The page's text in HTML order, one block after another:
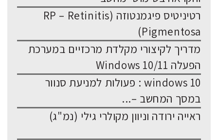
רטיניטיס פיגמנטוזה (RP – Retinitis
Pigmentosa)
מדריך לקיצורי מקלדת מרכזיים במערכת
הפעלה Windows 10/11
windows 10 : פעולות למניעת סנוור
במסך המחשב –...
ראייה ירודה וניוון מקולרי גילי (נמ"ג)